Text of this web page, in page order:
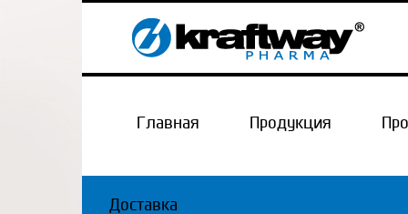
Главная Продукция
Доставка